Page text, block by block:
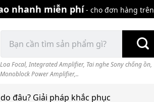
nhanh miễn phí- cho đơn hàng trên
kiếm:
Loa Focal, Integrated Amplifier, Tai nghe Sony chống ồn,
Monoblock Power Amplifier,..
đâu? Giải pháp khắc phục